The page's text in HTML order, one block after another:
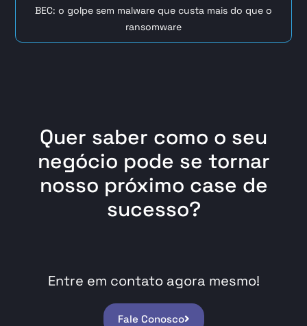
BEC: o golpe sem malware que custa mais do que o
ransomware
Quer saber como o seu
negócio pode se tornar
nosso próximo case de
sucesso?
Entre em contato agora mesmo!
Fale Conosco